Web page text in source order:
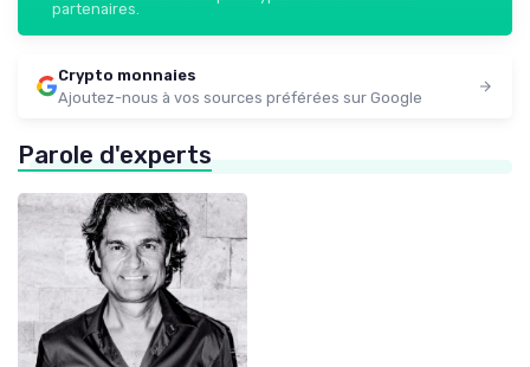
partenaires.
Crypto monnaies
Ajoutez-nous à vos sources préférées sur Google
Parole d'experts